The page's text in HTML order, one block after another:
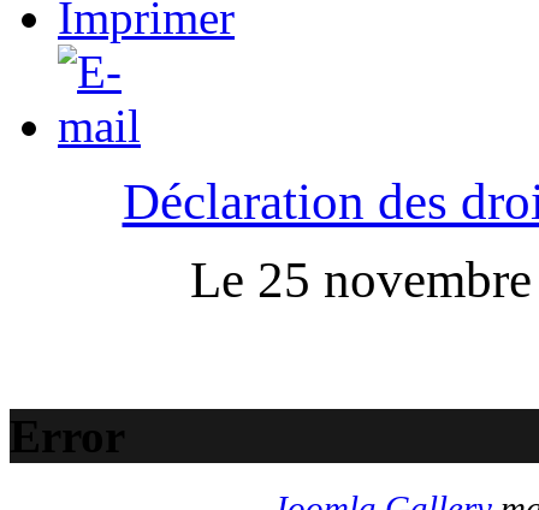
Déclaration des
Le 25
Error